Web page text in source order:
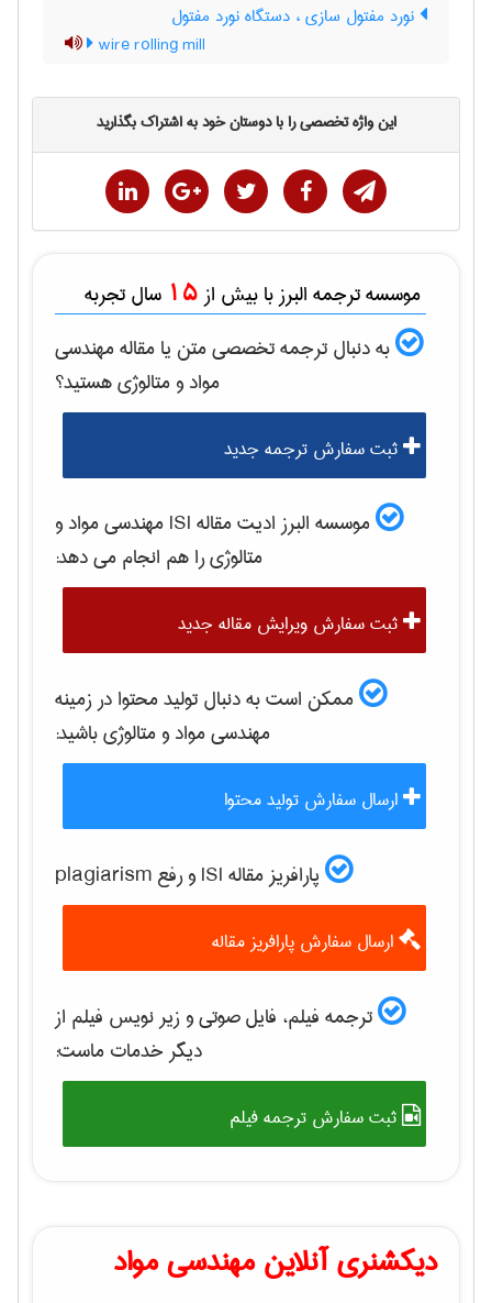
نورد مفتول سازی ، دستگاه نورد مفتول
wire rolling mill
این واژه تخصصی را با دوستان خود به اشتراک بگذارید
موسسه ترجمه البرز با بیش از 15 سال تجربه
به دنبال ترجمه تخصصی متن یا مقالهمهندسی
مواد و متالوژیهستید؟
ثبت سفارش ترجمه جدید
موسسه البرز ادیت مقاله ISI
مهندسی مواد و
متالوژیرا هم انجام می دهد:
ثبت سفارش ویرایش مقاله جدید
ممکن است به دنبال تولید محتوا در زمینه
مهندسی مواد و متالوژیباشید:
ارسال سفارش تولید محتوا
پارافریز مقاله ISI و رفع plagiarism
ارسال سفارش پارافریز مقاله
ترجمه فیلم، فایل صوتی و زیر نویس فیلم از
دیگر خدمات ماست:
ثبت سفارش ترجمه فیلم
دیکشنری آنلاین مهندسی مواد